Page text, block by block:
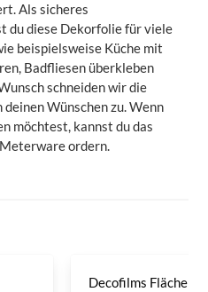
Als sicheres
du diese Dekorfolie für viele
beispielsweise Küche mit
Badfliesen überkleben
schneiden wir die
Wünschen zu. Wenn
möchtest, kannst du das
ordern.
Decofilms